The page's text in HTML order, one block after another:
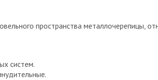
пространства металлочерепицы,
систем.